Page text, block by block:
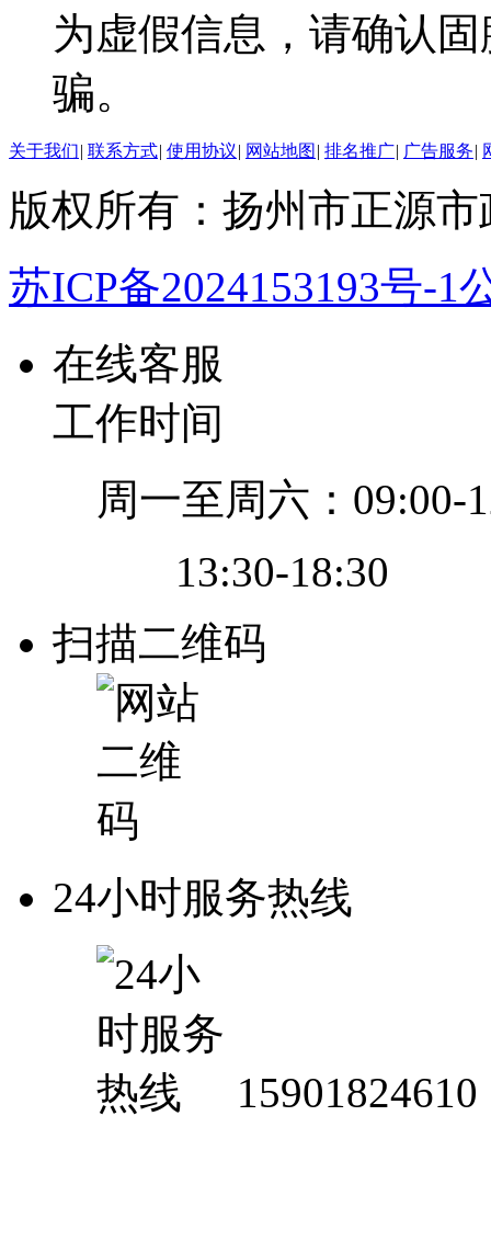
为虚假信息，请确认
骗。
关于我们| 联系方式| 使用协议| 网站地图 | 排名推广| 广告服务|
版权所有：扬州市正源
苏ICP备2024153193号-1
在线客服
工作时间
周一至周六：09:00-
13:30-18:30
扫描二维码
24小时服务热线
15901824610